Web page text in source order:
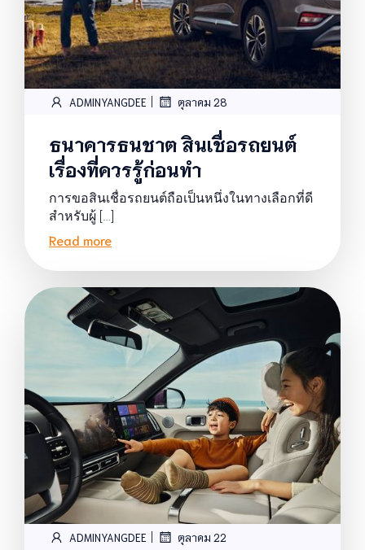
ADMINYANGDEE | ตุลาคม 28
ธนาคารธนชาต สินเชื่อรถยนต์
เรื่องที่ควรรู้ก่อนทำ
การขอสินเชื่อรถยนต์ถือเป็นหนึ่งในทางเลือกที่ดี
สำหรับผู้ […]
Read more
ADMINYANGDEE | ตุลาคม 22